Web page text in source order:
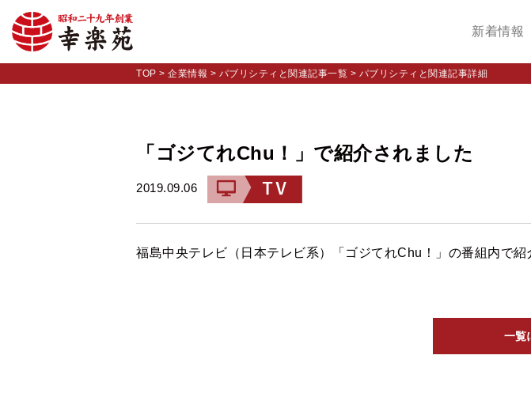
新着情報
TOP > 企業情報 > パブリシティと関連記事一覧 > パブリシティと関連記事詳細
「ゴジてれChu！」で紹介されました
2019.09.06
福島中央テレビ（日本テレビ系）「ゴジてれChu！」の番組内で紹
一覧